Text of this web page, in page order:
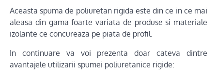
Aceasta spuma de poliuretan rigida este din ce in ce mai
aleasa din gama foarte variata de produse si materiale
izolante ce concureaza pe piata de profil.
In continuare va voi prezenta doar cateva dintre
avantajele utilizarii spumei poliuretanice rigide: